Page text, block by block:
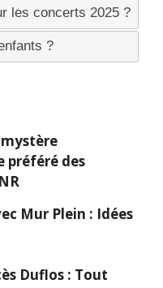
les concerts 2025 ?
?
mystère
préféré des
Mur Plein : Idées
Duflos : Tout